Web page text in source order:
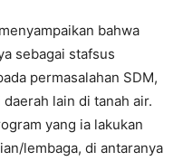
bahwa
sebagai stafsus
permasalahan SDM,
lain di tanah air.
yang ia lakukan
lembaga, di antaranya